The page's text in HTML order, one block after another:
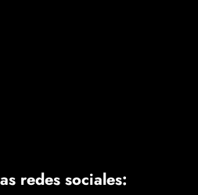
redes sociales: